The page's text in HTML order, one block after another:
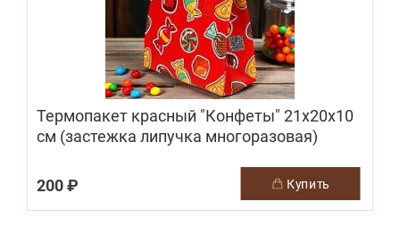
Термопакет красный "Конфеты" 21х20х10
см (застежка липучка многоразовая)
200 ₽ купить